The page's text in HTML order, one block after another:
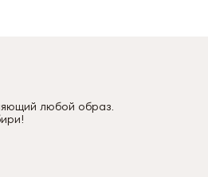
любой образ.